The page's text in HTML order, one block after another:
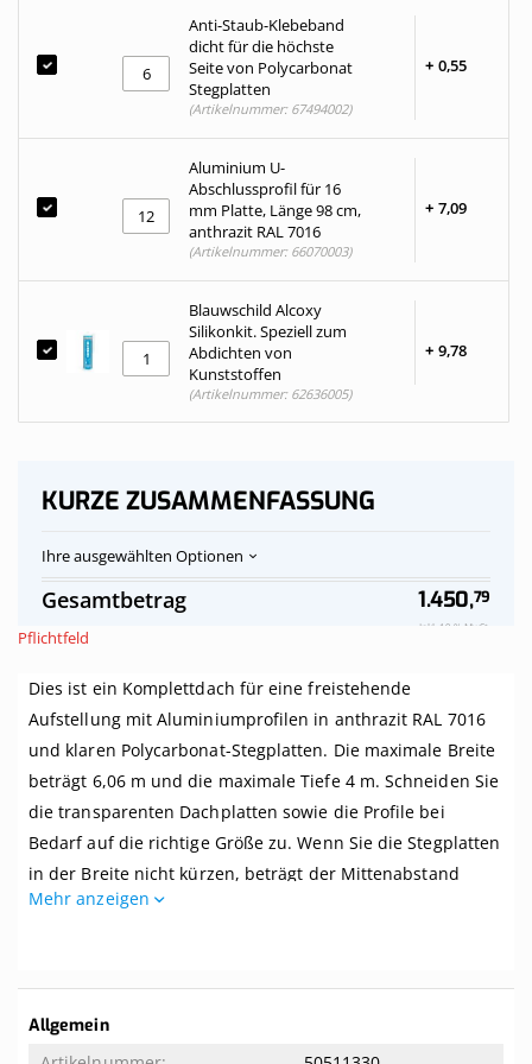
Anti-Staub-Klebeband
dicht für die höchste
Seite von Polycarbonat
Stegplatten
+ 0,55
(Artikelnummer: 67494002)
Aluminium U-
Abschlussprofil für 16
mm Platte, Länge 98 cm,
anthrazit RAL 7016
+ 7,09
(Artikelnummer: 66070003)
Blauwschild Alcoxy
Silikonkit. Speziell zum
Abdichten von
Kunststoffen
+ 9,78
(Artikelnummer: 62636005)
Pflichtfeld
KURZE ZUSAMMENFASSUNG
Ihre ausgewählten Optionen
Polycarbonat-
Stegplatten
Dach
klar
freistehend,
Breite
6,06
m
Tiefe
bis
m.
Profile
Auf
Vorrat
Gesamtbetrag 1.450,79
Inkl. 19 % MwSt.
Dies ist ein Komplettdach für eine freistehende
Aufstellung mit Aluminiumprofilen in anthrazit RAL 7016
und klaren Polycarbonat-Stegplatten. Die maximale Breite
beträgt 6,06 m und die maximale Tiefe 4 m. Schneiden Sie
die transparenten Dachplatten sowie die Profile bei
Bedarf auf die richtige Größe zu. Wenn Sie die Stegplatten
in der Breite nicht kürzen, beträgt der Mittenabstand
zwischen den Balken Ihrer Überdachung 1 m.
Dach wird ohne Unterkonstruktion geliefert. Der
Mehr anzeigen
Weitere
Informationen
Allgemein